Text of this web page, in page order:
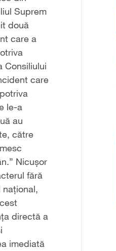
Suprem
două
care a
Consiliului
care
le-a
au
către
Nicușor
fără
directă a
imediată